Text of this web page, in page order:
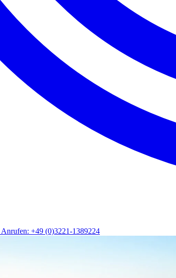
Anrufen: +49 (0)3221-1389224